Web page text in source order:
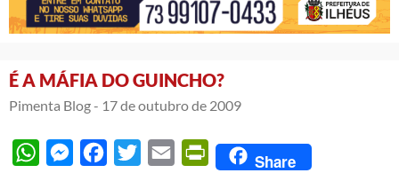
É A MÁFIA DO GUINCHO?
Pimenta Blog - 17 de outubro de 2009
WhatsAppMessengerFacebook
Twitter Email PrintFriendly
Share